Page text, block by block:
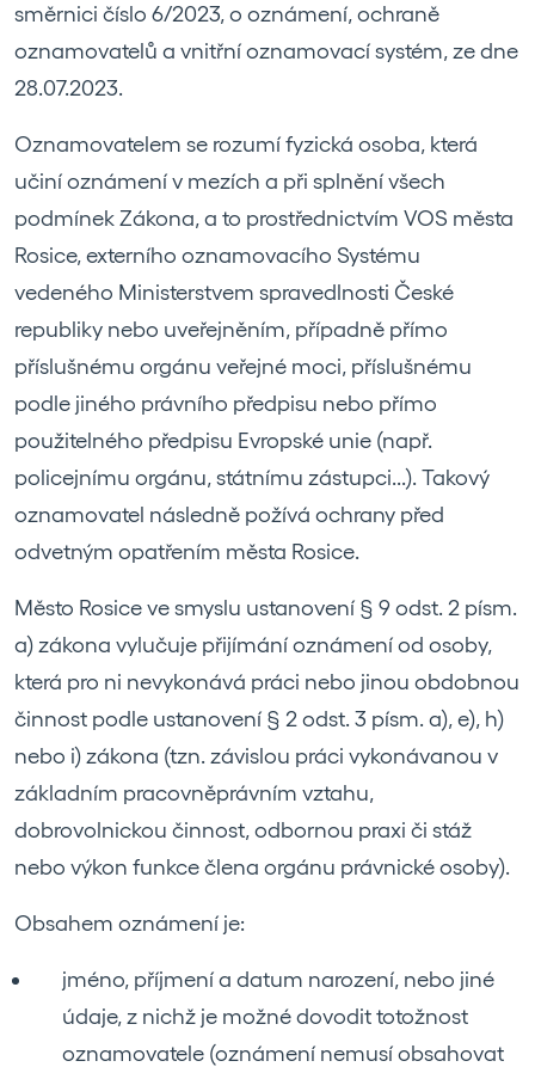
směrnici číslo 6/2023, o oznámení, ochraně
oznamovatelů a vnitřní oznamovací systém, ze dne
28.07.2023.
Oznamovatelem se rozumí fyzická osoba, která
učiní oznámení v mezích a při splnění všech
podmínek Zákona, a to prostřednictvím VOS města
Rosice, externího oznamovacího Systému
vedeného Ministerstvem spravedlnosti České
republiky nebo uveřejněním, případně přímo
příslušnému orgánu veřejné moci, příslušnému
podle jiného právního předpisu nebo přímo
použitelného předpisu Evropské unie (např.
policejnímu orgánu, státnímu zástupci...). Takový
oznamovatel následně požívá ochrany před
odvetným opatřením města Rosice.
Město Rosice ve smyslu ustanovení § 9 odst. 2 písm.
a) zákona vylučuje přijímání oznámení od osoby,
která pro ni nevykonává práci nebo jinou obdobnou
činnost podle ustanovení § 2 odst. 3 písm. a), e), h)
nebo i) zákona (tzn. závislou práci vykonávanou v
základním pracovněprávním vztahu,
dobrovolnickou činnost, odbornou praxi či stáž
nebo výkon funkce člena orgánu právnické osoby).
Obsahem oznámení je:
jméno, příjmení a datum narození, nebo jiné
údaje, z nichž je možné dovodit totožnost
oznamovatele (oznámení nemusí obsahovat